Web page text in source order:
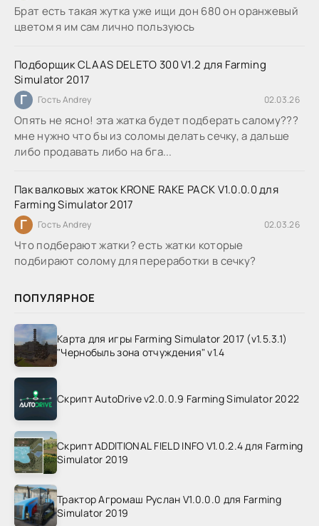
Брат есть такая жутка уже ищи дон 680 он оранжевый
цветом я им сам лично пользуюсь
Подборщик CLAAS DELETO 300 V1.2 для Farming
Simulator 2017
Г Гость Andrey 02.03.26
Опять не ясно! эта жатка будет подберать салому???
мне нужно что бы из соломы делать сечку, а дальше
либо продавать либо на бга...
Пак валковых жаток KRONE RAKE PACK V1.0.0.0 для
Farming Simulator 2017
Г Гость Andrey 02.03.26
Что подберают жатки? есть жатки которые
подбирают солому для переработки в сечку?
ПОПУЛЯРНОЕ
Карта для игры Farming Simulator 2017 (v1.5.3.1)
"Чернобыль зона отчуждения" v1.4
Скрипт AutoDrive v2.0.0.9 Farming Simulator 2022
Скрипт ADDITIONAL FIELD INFO V1.0.2.4 для Farming
Simulator 2019
Трактор Агромаш Руслан V1.0.0.0 для Farming
Simulator 2019